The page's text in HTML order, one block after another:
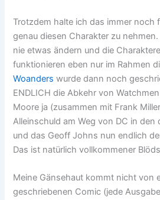
Trotzdem halte ich das immer noch
genau diesen Charakter zu
nie etwas ändern und die
funktionieren eben nur im Rahmen
Woanders wurde dann noch
ENDLICH die Abkehr von
Moore ja (zusammen mit Frank
Alleinschuld am Weg von DC in
und das Geoff Johns nun endlich
Das ist natürlich vollkommener
Meine Gänsehaut kommt nicht von
geschriebenen Comic (jede